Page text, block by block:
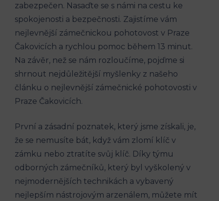
zabezpečen. Nasaďte se s námi na cestu ke
spokojenosti a bezpečnosti. Zajistíme vám
nejlevnější zámečnickou pohotovost v Praze
Čakovicích a rychlou pomoc během 13 minut.
Na závěr, než se nám rozloučíme, pojďme si
shrnout nejdůležitější myšlenky z našeho
článku o nejlevnější zámečnické pohotovosti v
Praze Čakovicích.
První a zásadní poznatek, který jsme získali, je,
že se nemusíte bát, když vám zlomí klíč v
zámku nebo ztratíte svůj klíč. Díky týmu
odborných zámečníků, který byl vyškolený v
nejmodernějších technikách a vybavený
nejlepším nástrojovým arzenálem, můžete mít